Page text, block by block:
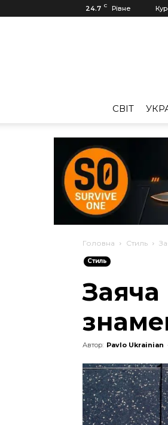
24.7 C Рівне
CВІТ
Головна Стиль
Стиль
Заяча
Автор: Pavlo Ukrainian